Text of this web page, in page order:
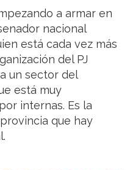
a armar en
nacional
está cada vez más
del PJ
un sector del
está muy
internas. Es la
que hay